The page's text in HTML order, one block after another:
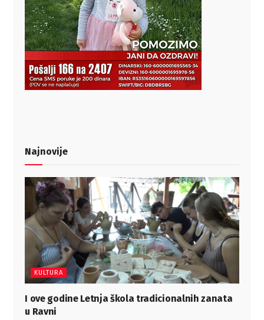
Najnovije
KULTURA
I ove godine Letnja škola tradicionalnih zanata
u Ravni